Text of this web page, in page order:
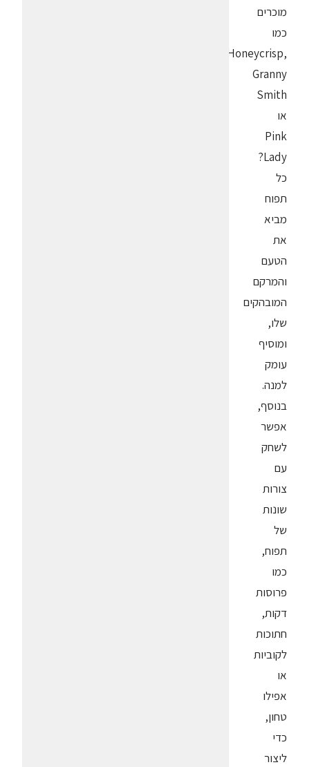
מוכרים
כמו
Honeycrisp,
Granny
Smith
או
Pink
Lady?
כל
תפוח
מביא
את
הטעם
והמרקם
המובהקים
שלו,
ומוסיף
עומק
למנה.
בנוסף,
אפשר
לשחק
עם
צורות
שונות
של
תפוח,
כמו
פרוסות
דקות,
חתוכות
לקוביות
או
אפילו
טחון,
כדי
ליצור